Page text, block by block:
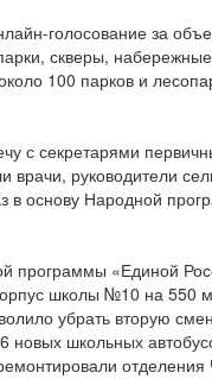
голосование за
скверы,
100 парков и
с секретарями
врачи, руководители
основу Народной
программы «Единой
школы №10 на 550
убрать вторую
новых школьных